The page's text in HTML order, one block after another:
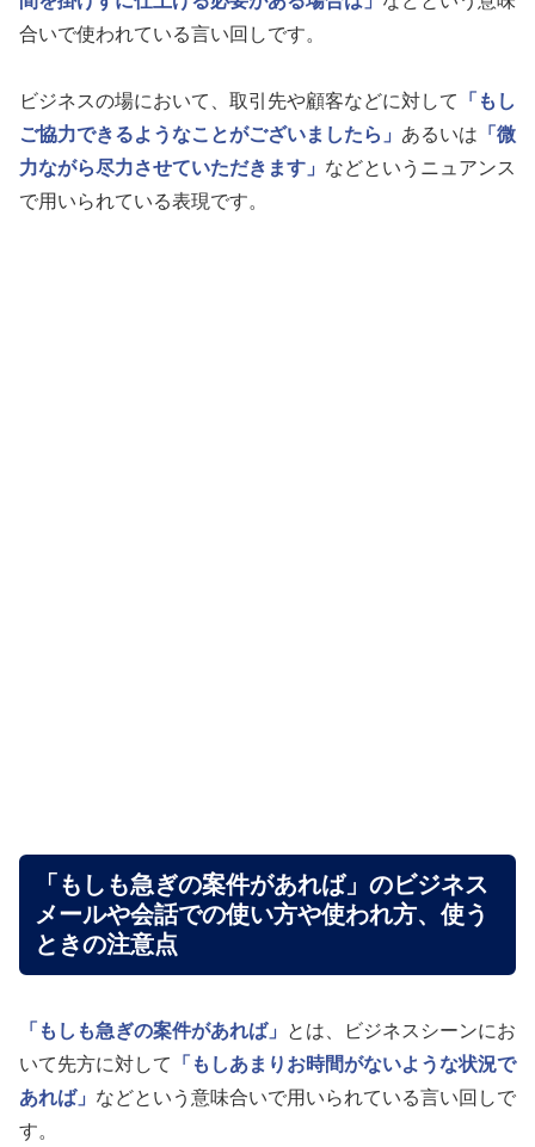
合いで使われている言い回しです。
ビジネスの場において、取引先や顧客などに対して
「もし
ご協力できるようなことがございましたら」 あるいは 「微
力ながら尽力させていただきます」 などというニュアンス
で用いられている表現です。
「もしも急ぎの案件があれば」のビジネス
メールや会話での使い方や使われ方、使う
ときの注意点
「もしも急ぎの案件があれば」
とは、ビジネスシーンにお
いて先方に対して
「もしあまりお時間がないような状況で
あれば」 などという意味合いで用いられている言い回しで
す。